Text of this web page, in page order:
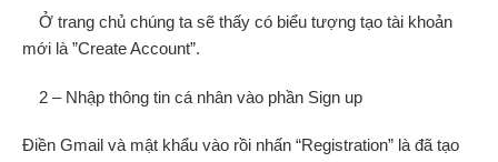
Ở trang chủ chúng ta sẽ thấy có biểu tượng tạo tài khoản
mới là ”Create Account”.
2 – Nhập thông tin cá nhân vào phần Sign up
Điền Gmail và mật khẩu vào rồi nhấn “Registration” là đã tạo